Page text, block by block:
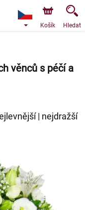
Nejbližší možné
dovolené.
Košík Hledat
věnců s péčí a
| nejdražší